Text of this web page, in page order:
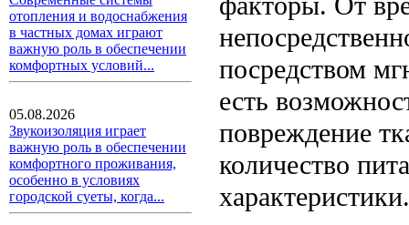
отопления и водоснабжения
в частных домах играют
важную роль в обеспечении
комфортных условий...
05.08.2026
Звукоизоляция играет
важную роль в обеспечении
комфортного проживания,
особенно в условиях
городской суеты, когда...
посредством
есть
повреждение
количество